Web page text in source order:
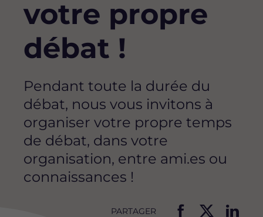
votre propre
débat !
Pendant toute la durée du
débat, nous vous invitons à
organiser votre propre temps
de débat, dans votre
organisation, entre ami.es ou
connaissances !
PARTAGER